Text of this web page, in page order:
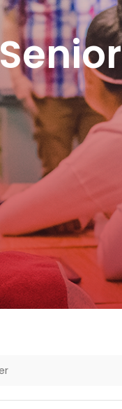
Senior